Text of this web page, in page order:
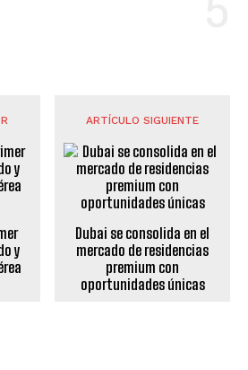
y
ARTÍCULO SIGUIENTE
Dubai se consolida en el
mercado de residencias
premium con
oportunidades únicas